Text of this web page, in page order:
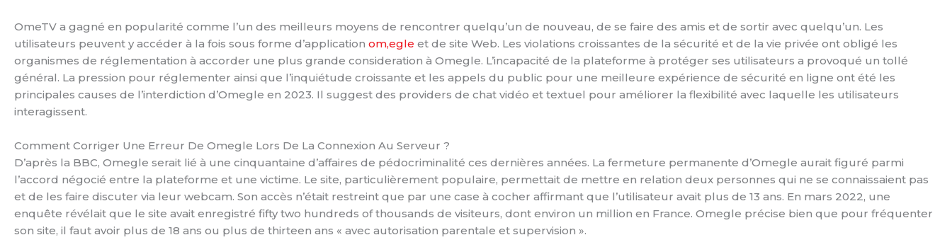
OmeTV a gagné en popularité comme l’un des meilleurs moyens de rencontrer quelqu’un de nouveau, de se faire des amis et de sortir avec quelqu’un. Les
utilisateurs peuvent y accéder à la fois sous forme d’application om,egle et de site Web. Les violations croissantes de la sécurité et de la vie privée ont obligé les
organismes de réglementation à accorder une plus grande consideration à Omegle. L’incapacité de la plateforme à protéger ses utilisateurs a provoqué un tollé
général. La pression pour réglementer ainsi que l’inquiétude croissante et les appels du public pour une meilleure expérience de sécurité en ligne ont été les
principales causes de l’interdiction d’Omegle en 2023. Il suggest des providers de chat vidéo et textuel pour améliorer la flexibilité avec laquelle les utilisateurs
interagissent.
Comment Corriger Une Erreur De Omegle Lors De La Connexion Au Serveur ?
D’après la BBC, Omegle serait lié à une cinquantaine d’affaires de pédocriminalité ces dernières années. La fermeture permanente d’Omegle aurait figuré parmi
l’accord négocié entre la plateforme et une victime. Le site, particulièrement populaire, permettait de mettre en relation deux personnes qui ne se connaissaient pas
et de les faire discuter via leur webcam. Son accès n’était restreint que par une case à cocher affirmant que l’utilisateur avait plus de 13 ans. En mars 2022, une
enquête révélait que le site avait enregistré fifty two hundreds of thousands de visiteurs, dont environ un million en France. Omegle précise bien que pour fréquenter
son site, il faut avoir plus de 18 ans ou plus de thirteen ans « avec autorisation parentale et supervision ».